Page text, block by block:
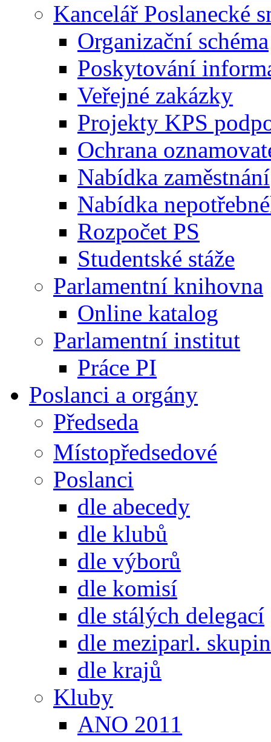
Kancelář Poslanecké
Organizační schéma
Poskytování
Veřejné zakázky
Projekty KPS
Ochrana
Nabídka zaměstnání
Nabídka
Rozpočet PS
Studentské stáže
Parlamentní knihovna
Online katalog
Parlamentní institut
Práce PI
Poslanci a orgány
Předseda
Místopředsedové
Poslanci
dle abecedy
dle klubů
dle výborů
dle komisí
dle stálých delegací
dle meziparl. skupin
dle krajů
Kluby
ANO 2011